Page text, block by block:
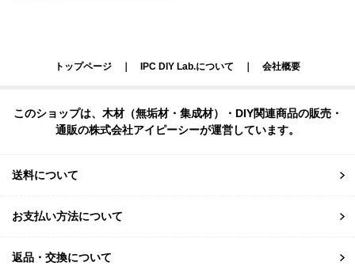
トップページ ｜ IPC DIY Lab.について ｜ 会社概要
このショップは、木材（無垢材・集成材）・DIY関連商品の販売・
通販の株式会社アイピーシーが運営しています。
送料について
お支払い方法について
返品・交換について